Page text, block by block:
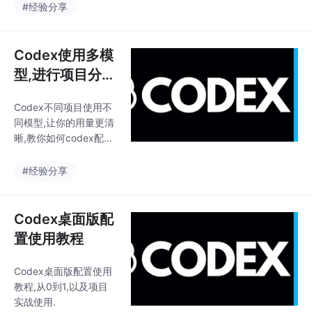
#经验分享
Codex使用多模
型,进行项目分
清晰
Codex不同项目使用不
同模型,让你的用量更清
晰,教你如何codex配置
#经验分享
Codex桌面版配
置使用教程
Codex桌面版配置使用
教程,从0到1,以及项目
实战使用.